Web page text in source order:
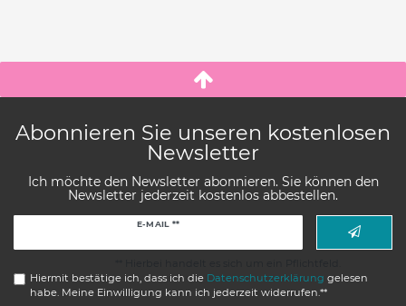
Abonnieren Sie unseren kostenlosen
Newsletter
Ich möchte den Newsletter abonnieren. Sie können den
Newsletter jederzeit kostenlos abbestellen.
E-MAIL **
Hiermit bestätige ich, dass ich die Daten­schutz­erklärung gelesen
habe. Meine Einwilligung kann ich jederzeit widerrufen.**